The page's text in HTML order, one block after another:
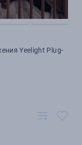
Yeelight Plug-